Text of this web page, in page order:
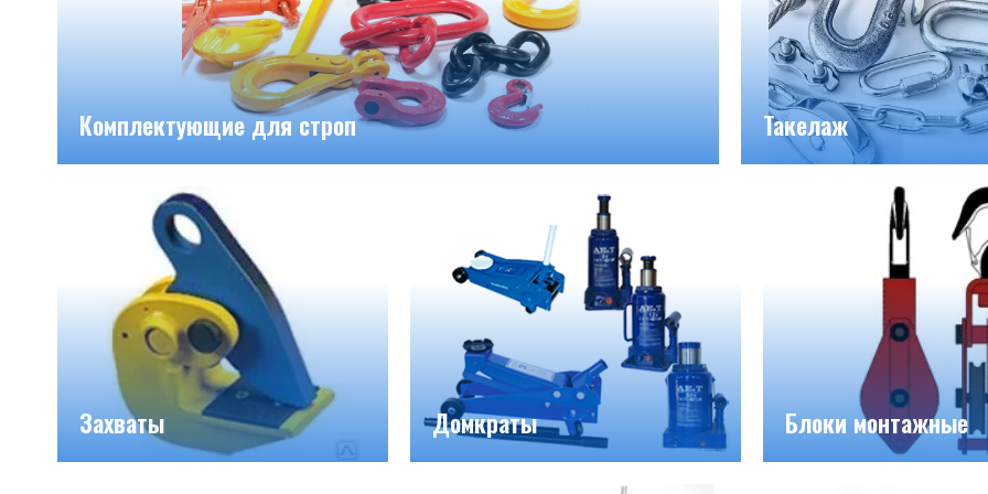
Комплектующие для строп Такелаж
Захваты Домкраты Блоки монтажные